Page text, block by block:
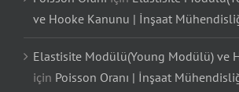
ve Hooke Kanunu | İnşaat
Elastisite Modülü(Young Modülü) ve
için Poisson Oranı | İnşaat